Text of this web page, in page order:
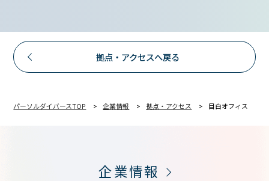
拠点・アクセスへ戻る
パーソルダイバースTOP 企業情報 拠点・アクセス 目白オフィス
企業情報